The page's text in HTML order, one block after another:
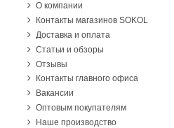
О компании
Контакты магазинов SOKOL
Доставка и оплата
Статьи и обзоры
Отзывы
Контакты главного офиса
Вакансии
Оптовым покупателям
Наше производство